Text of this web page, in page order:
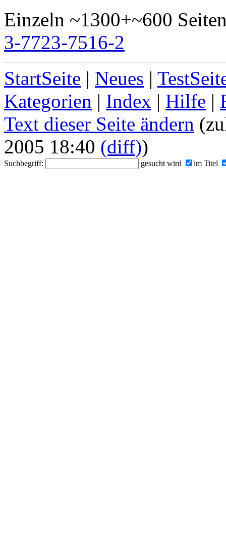
Einzeln ~1300+~600
3-7723-7516-2
StartSeite | Neues |
Kategorien | Index | Hilfe |
Text dieser Seite ändern
2005 18:40 (diff))
Suchbegriff: gesucht wird im Titel